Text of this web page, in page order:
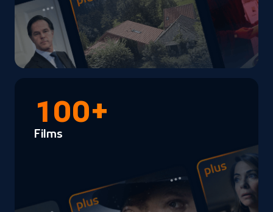
100+
Films